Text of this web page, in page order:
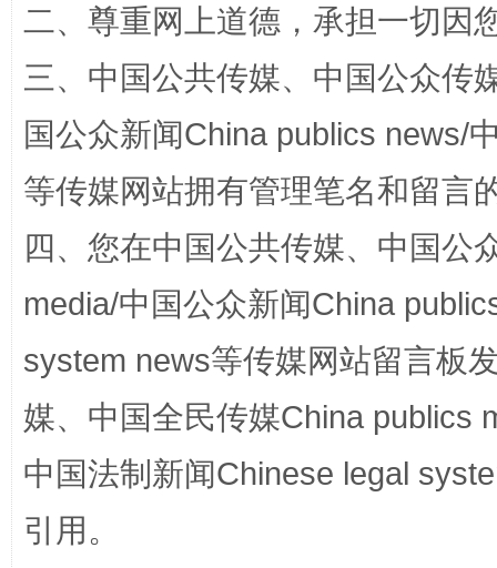
站台名比不上好声名
漫山遍野的桃花与雪山、麦地、白藏房
二、尊重网上道德，承担一切因
三、中国公共传媒、中国公众传
国公众新闻China publics news/
等传媒网站拥有管理笔名和留言
四、您在中国公共传媒、中国公
media/中国公众新闻China
system news等传媒网站留言板
媒、中国全民传媒China publics
中国法制新闻Chinese legal
引用。